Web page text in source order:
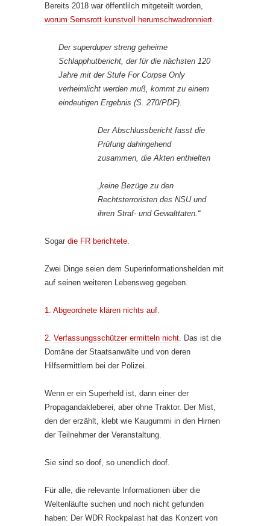
Bereits 2018 war öffentlilch mitgeteilt worden,
worum Semsrott kunstvoll herumschwadronniert
Der superduper streng geheime
Schlapphutbericht, der für die nächsten 120
Jahre mit der Stufe For Corpse Only
verheimlicht werden muß, kommt zu einem
eindeutigen Ergebnis (S. 270/PDF).
Der Abschlussbericht fasst die
Prüfung dahingehend
zusammen, die Akten enthielten
„keine Bezüge zu den
Rechtsterroristen des NSU und
ihren Straf- und Gewalttaten.“
Sogar die FR berichtete
Zwei Dinge seien dem Superinformationshelden mit
auf seinen weiteren Lebensweg gegeben.
1. Abgeordnete klären nichts auf
2. Verfassungsschützer ermitteln nicht . Das ist die
Domäne der Staatsanwälte und von deren
Hilfsermittlern bei der Polizei.
Wenn er ein Superheld ist, dann einer der
Propagandakleberei, aber ohne Traktor. Der Mist,
den der erzählt, klebt wie Kaugummi in den Hirnen
der Teilnehmer der Veranstaltung.
Sie sind so doof, so unendlich doof.
Für alle, die relevante Informationen über die
Weltenläufte suchen und noch nicht gefunden
haben: Der WDR Rockpalast hat das Konzert von